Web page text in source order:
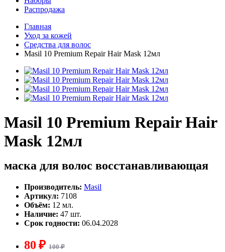
Распродажа
Главная
Уход за кожей
Средства для волос
Masil 10 Premium Repair Hair Mask 12мл
Masil 10 Premium Repair Hair
Mask 12мл
маска для волос восстанавливающая
Производитель: Masil
Артикул: 7108
Объём: 12 мл.
Наличие: 47 шт.
Срок годности: 06.04.2028
80 ₽ 100 ₽